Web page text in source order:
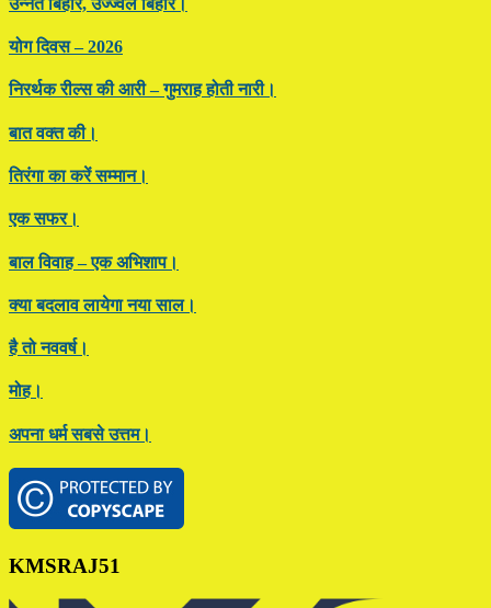
उन्नत बिहार, उज्ज्वल बिहार।
योग दिवस – 2026
निरर्थक रील्स की आरी – गुमराह होती नारी।
बात वक्त की।
तिरंगा का करें सम्मान।
एक सफर।
बाल विवाह – एक अभिशाप।
क्या बदलाव लायेगा नया साल।
है तो नववर्ष।
मोह।
अपना धर्म सबसे उत्तम।
Footer
KMSRAJ51